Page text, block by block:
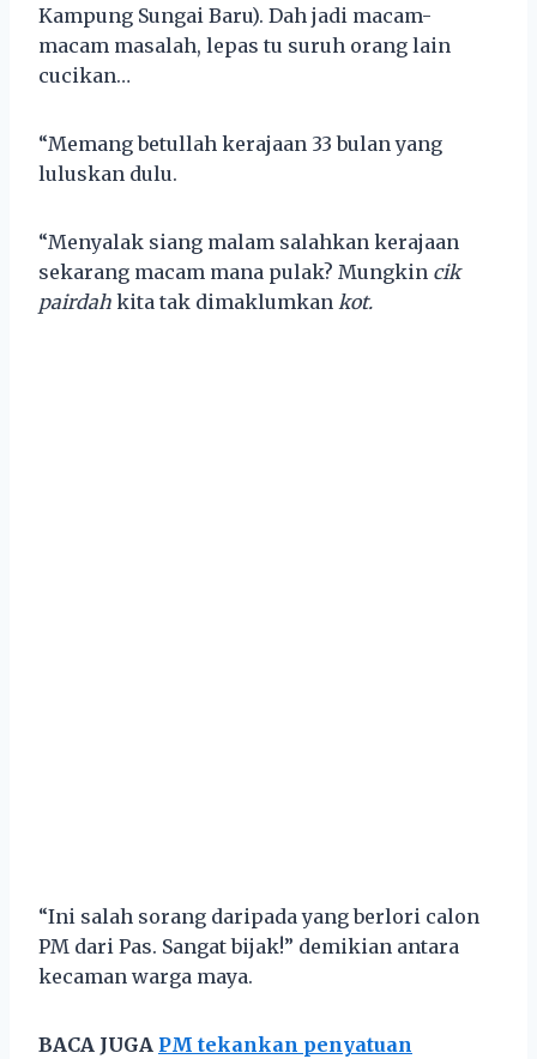
Kampung Sungai Baru). Dah jadi macam-
macam masalah, lepas tu suruh orang lain
cucikan…
“Memang betullah kerajaan 33 bulan yang
luluskan dulu.
“Menyalak siang malam salahkan kerajaan
sekarang macam mana pulak? Mungkin cik
pairdah kita tak dimaklumkan kot.
“Ini salah sorang daripada yang berlori calon
PM dari Pas. Sangat bijak!” demikian antara
kecaman warga maya.
BACA JUGA PM tekankan penyatuan